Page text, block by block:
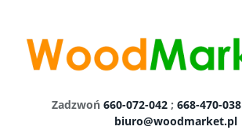
Zadzwoń 660-072-042 ; 668-470-038
biuro@woodmarket.pl